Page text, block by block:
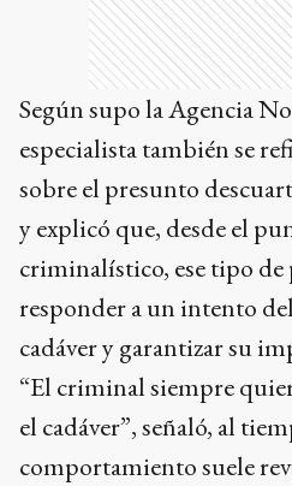
Según supo la Agencia
especialista también se
sobre el presunto
y explicó que, desde el
criminalístico, ese tipo de
responder a un intento
cadáver y garantizar su
“El criminal siempre
el cadáver”, señaló, al
comportamiento suele